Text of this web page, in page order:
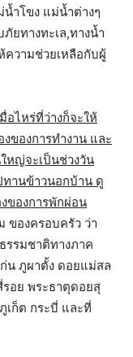
ำโขง แม่น้ำต่างๆ
ยทางทะเล,ทางน้ำ
ความช่วยเหลือกับผู้
ไหร่ที่ว่างก็จะให้
งของการทำงาน และ
หญ่จะเป็นช่วงวัน
ทานข้าวนอกบ้าน ดู
ของการพักผ่อน
ของครอบครัว ว่า
รรมชาติทางภาค
น ภูผาตั้ง ดอยแม่สล
อย พระธาตุดอยสุ
เก็ต กระบี่ และที่